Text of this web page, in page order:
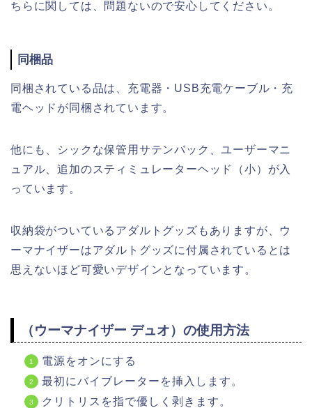
ちらに関しては、問題ないので安心してください。
同梱品
同梱されている品は、充電器・USB充電ケーブル・充
電ヘッドが同梱されています。
他にも、シックな保管用サテンバック、ユーザーマニ
ュアル、追加のスティミュレーターヘッド（小）が入
っています。
収納袋がついているアダルトグッズもありますが、ウ
ーマナイザーはアダルトグッズに付属されているとは
思えないほど可愛いデザインとなっています。
（ウーマナイザー デュオ）の使用方法
電源をオンにする
最初にバイブレーターを挿入します。
クリトリスを指で優しく剥きます。